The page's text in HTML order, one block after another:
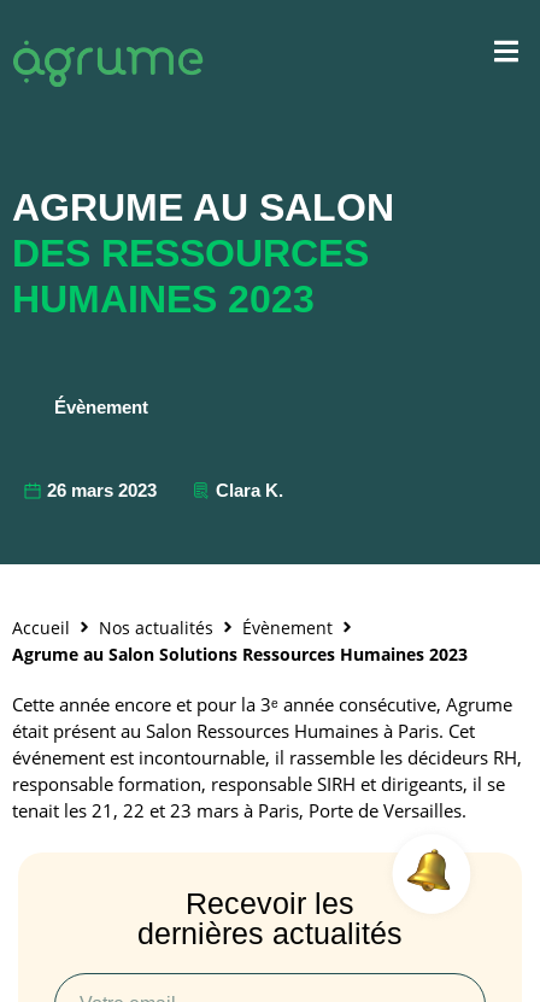
AGRUME AU SALON
DES RESSOURCES
HUMAINES 2023
Évènement
26 mars 2023 Clara K.
Accueil Nos actualités
Évènement
Agrume au Salon Solutions Ressources Humaines 2023
Cette année encore et pour la 3ᵉ année consécutive, Agrume
était présent au Salon Ressources Humaines à Paris. Cet
événement est incontournable, il rassemble les décideurs RH,
responsable formation, responsable SIRH et dirigeants, il se
tenait les 21, 22 et 23 mars à Paris, Porte de Versailles.
Recevoir les
dernières actualités